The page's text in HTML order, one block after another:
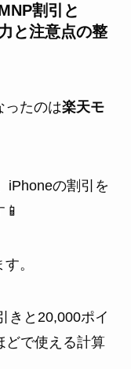
割引と
と注意点の整
ったのは楽天モ
iPhoneの割引を
。
きと20,000ポイ
どで使える計算